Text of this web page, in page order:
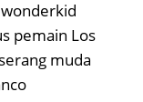
pemain Los
muda